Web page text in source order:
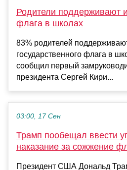
Родители поддерживают
флага в школах
83% родителей
государственного флага в
сообщил первый
президента Сергей Кири...
03:00, 17 Сен
Трамп пообещал ввести
наказание за сожжение
Президент США Дональд